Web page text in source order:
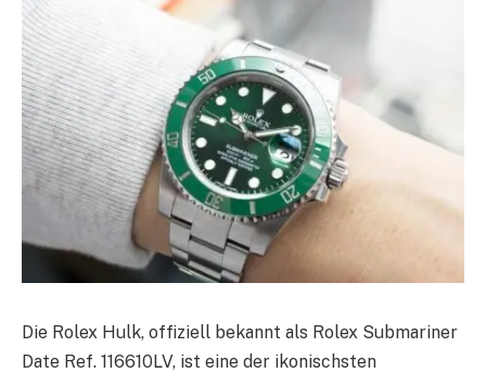
Die Rolex Hulk, offiziell bekannt als Rolex Submariner
Date Ref. 116610LV, ist eine der ikonischsten